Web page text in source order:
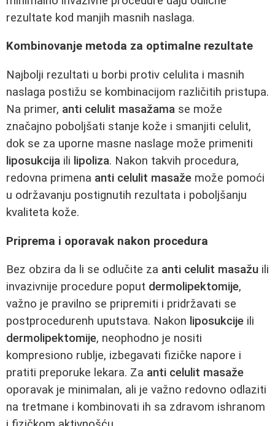
rezultate kod manjih masnih naslaga.
Kombinovanje metoda za optimalne rezultate
Najbolji rezultati u borbi protiv celulita i masnih
naslaga postižu se kombinacijom različitih pristupa.
Na primer, anti celulit masažama se može
značajno poboljšati stanje kože i smanjiti celulit,
dok se za uporne masne naslage može primeniti
liposukcija ili lipoliza. Nakon takvih procedura,
redovna primena anti celulit masaže može pomoći
u održavanju postignutih rezultata i poboljšanju
kvaliteta kože.
Priprema i oporavak nakon procedura
Bez obzira da li se odlučite za anti celulit masažu ili
invazivnije procedure poput dermolipektomije,
važno je pravilno se pripremiti i pridržavati se
postprocedurenh uputstava. Nakon liposukcije ili
dermolipektomije, neophodno je nositi
kompresiono rublje, izbegavati fizičke napore i
pratiti preporuke lekara. Za anti celulit masaže
oporavak je minimalan, ali je važno redovno odlaziti
na tretmane i kombinovati ih sa zdravom ishranom